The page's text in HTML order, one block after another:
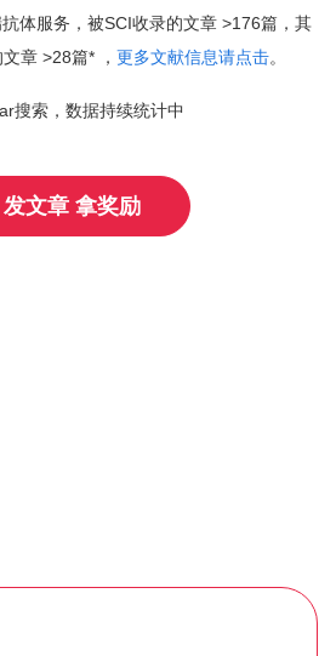
体服务，被SCI收录的文章 >176篇，其
章 >28篇* ， 更多文献信息请点击。
搜索，数据持续统计中
文章 拿奖励